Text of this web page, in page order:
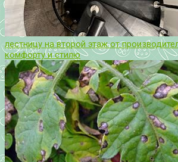
лестницу на второй этаж от
комфорту и стилю